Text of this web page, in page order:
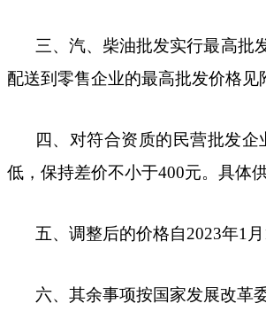
三、汽、柴油批发实行最高批
配送到零售企业的最高批发价格见
四、对符合资质的民营批发
低，保持差价不小于400元。具体
五、调整后的价格自2023年1 月
六、其余事项按国家发展改革